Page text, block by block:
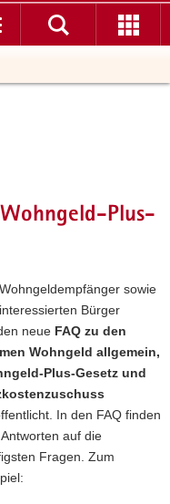
Plus-
sowie
Bürger
neue FAQ zu den
Wohngeld allgemein,
Plus-Gesetz und
In den FAQ finden
auf die
Fragen. Zum